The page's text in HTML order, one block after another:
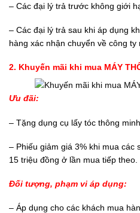
– Các đại lý trả trước không giới
– Các đại lý trả sau khi áp dụng
hàng xác nhận chuyển về công ty
2. Khuyến mãi khi mua MÁY
Ưu đãi:
– Tặng dụng cụ lấy tóc thông minh
– Phiếu giảm giá 3% khi mua các
15 triệu đồng ở lần mua tiếp theo.
Đối tượng, phạm vi áp dụng:
– Áp dụng cho các khách mua